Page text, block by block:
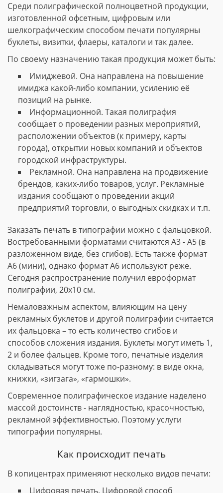
Среди полиграфической полноцветной продукции,
изготовленной офсетным, цифровым или
шелкографическим способом печати популярны
буклеты, визитки, флаеры, каталоги и так далее.
По своему назначению такая продукция может быть:
Имиджевой. Она направлена на повышение
имиджа какой-либо компании, усилению её
позиций на рынке.
Информационной. Такая полиграфия
сообщает о проведении разных мероприятий,
расположении объектов (к примеру, карты
города), открытии новых компаний и объектов
городской инфраструктуры.
Рекламной. Она направлена на продвижение
брендов, каких-либо товаров, услуг. Рекламные
издания сообщают о проведении акций
предприятий торговли, о выгодных скидках и т.п.
Заказать печать в типографии можно с фальцовкой.
Востребованными форматами считаются А3 - А5 (в
разложенном виде, без сгибов). Есть также формат
А6 (мини), однако формат А6 используют реже.
Сегодня распространение получил евроформат
полиграфии, 20х10 см.
Немаловажным аспектом, влияющим на цену
рекламных буклетов и другой полиграфии считается
их фальцовка – то есть количество сгибов и
способов сложения издания. Буклеты могут иметь 1,
2 и более фальцев. Кроме того, печатные изделия
складываться могут тоже по-разному: в виде окна,
книжки, «зигзага», «гармошки».
Современное полиграфическое издание наделено
массой достоинств - наглядностью, красочностью,
рекламной эффективностью. Поэтому услуги
типографии популярны.
Как происходит печать
В копицентрах применяют несколько видов печати:
Цифровая печать. Цифровой способ